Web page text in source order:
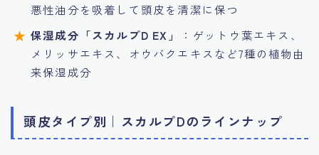
悪性油分を吸着して頭皮を清潔に保つ
保湿成分「スカルプD EX」
：ゲットウ葉エキス、
メリッサエキス、オウバクエキスなど7種の植物由
来保湿成分
頭皮タイプ別｜スカルプDのラインナップ